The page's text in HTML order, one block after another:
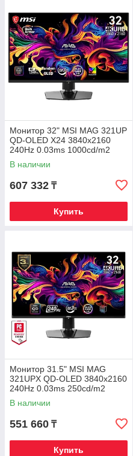
Монитор 32" MSI MAG 321UP
QD-OLED X24 3840x2160
240Hz 0.03ms 1000cd/m2
1.5M:1 2xHDMI 1xDP 1xType-
C
В наличии
607 332 ₸
Купить
Монитор 31.5" MSI MAG
321UPX QD-OLED 3840x2160
240Hz 0.03ms 250cd/m2
1.5M:1 2xHDMI 1xDP 1xType-
C HAS
В наличии
551 660 ₸
Купить